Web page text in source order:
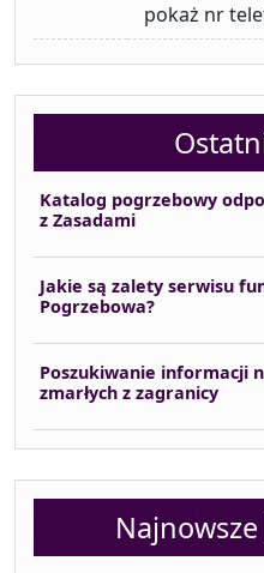
pokaż nr
Katalog pogrzebowy
z Zasadami
Jakie są zalety serwisu
Pogrzebowa?
Poszukiwanie informacji
zmarłych z zagranicy